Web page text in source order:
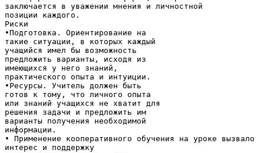
заключается в уважении мнения и личностной
позиции каждого.
Риски
•Подготовка. Ориентирование на
такие ситуации, в которых каждый
учащийся имел бы возможность
предложить варианты, исходя из
имеющихся у него знаний,
практического опыта и интуиции.
•Ресурсы. Учитель должен быть
готов к тому, что личного опыта
или знаний учащихся не хватит для
решения задачи и предложить им
варианты получения необходимой
информации.
• Применение кооперативного обучения на уроке вызвало
интерес и поддержку